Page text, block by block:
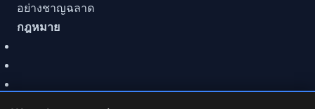
อย่างชาญฉลาด
กฎหมาย